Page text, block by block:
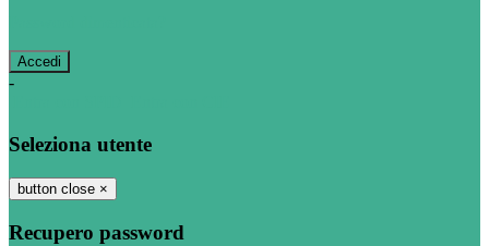
-
Seleziona utente
button close ×
Recupero password